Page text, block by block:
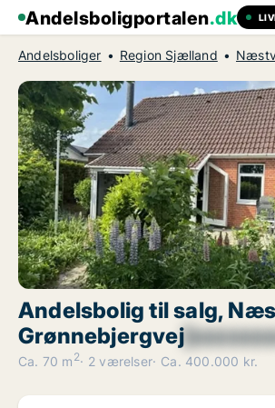
Andelsboligportalen.dk
Andelsboliger Region Sjælland
Andelsbolig til salg,
Grønnebjergvej
Ca. 70 m 2 2 værelser Ca. 400.000 kr.